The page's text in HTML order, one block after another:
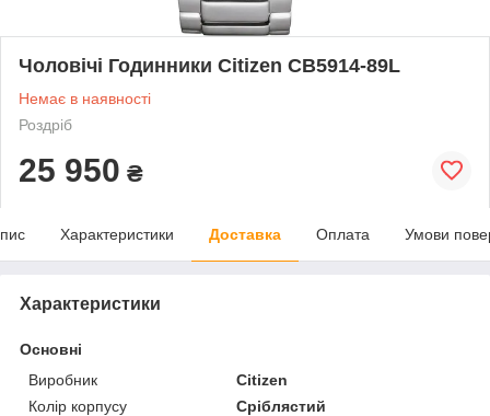
Чоловічі Годинники Citizen CB5914-89L
Немає в наявності
Роздріб
25 950 ₴
Характеристики Доставка Оплата Умови
Характеристики
Основні
Виробник
Citizen
Колір корпусу
Сріблястий